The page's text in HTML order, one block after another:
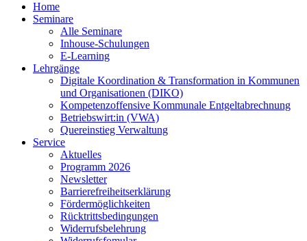
Home
Seminare
Alle Seminare
Inhouse-Schulungen
E-Learning
Lehrgänge
Digitale Koordination & Transformation in Kommunen
und Organisationen (DIKO)
Kompetenzoffensive Kommunale Entgeltabrechnung
Betriebswirt:in (VWA)
Quereinstieg Verwaltung
Service
Aktuelles
Programm 2026
Newsletter
Barrierefreiheitserklärung
Fördermöglichkeiten
Rücktrittsbedingungen
Widerrufsbelehrung